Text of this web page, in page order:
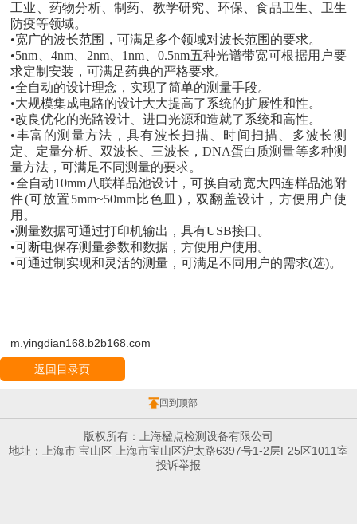
工业、药物分析、制药、教学研究、环保、食品卫生、卫生
防疫等领域。
•宽广的波长范围，可满足多个领域对波长范围的要求。
•5nm、4nm、2nm、1nm、0.5nm五种光谱带宽可根据用户要
求定制安装，可满足药典的严格要求。
•全自动的设计理念，实现了简单的测量手段。
•大规模集成电路的设计大大提高了系统的扩展性和性。
•改良优化的光路设计、进口光源和造就了系统和高性。
•丰富的测量方法，具有波长扫描、时间扫描、多波长测
定、定量分析、双波长、三波长，DNA蛋白质测量等多种测
量方法，可满足不同测量的要求。
•全自动10mm八联样品池设计，可换自动宽大四连样品池附
件(可放置5mm~50mm比色皿)，双翻盖设计，方便用户使
用。
•测量数据可通过打印机输出，具有USB接口。
•可断电保存测量参数和数据，方便用户使用。
•可通过制实现和灵活的测量，可满足不同用户的需求(选)。
m.yingdian168.b2b168.com
返回目录页
回到顶部
版权所有：上海楹点检测设备有限公司
地址：上海市 宝山区 上海市宝山区沪太路6397号1-2层F25区1011室
投诉举报